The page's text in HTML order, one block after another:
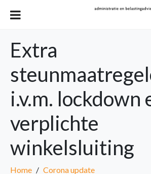
Extra
i.v.m. lockdown
verplichte
winkelsluiting
Home
Corona update